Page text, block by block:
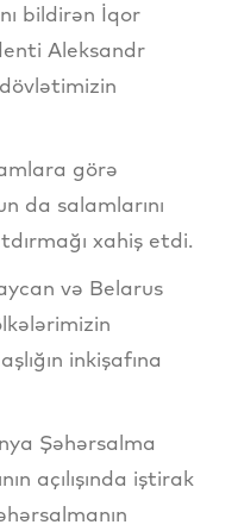
bildirən İqor
Aleksandr
görə
da salamlarını
xahiş etdi.
və Belarus
inkişafına
Şəhərsalma
açılışında iştirak